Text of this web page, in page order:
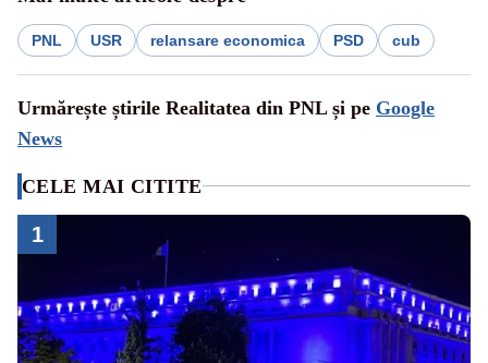
PNL USR relansare economica PSD cub
Urmărește știrile Realitatea din PNL și pe Google
News
CELE MAI CITITE
1